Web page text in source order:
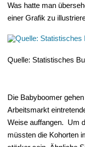
Was hatte man
einer Grafik zu
Quelle: Statistisches
Die Babyboomer
Arbeitsmarkt
Weise auffangen. Um
müssten die Kohorten